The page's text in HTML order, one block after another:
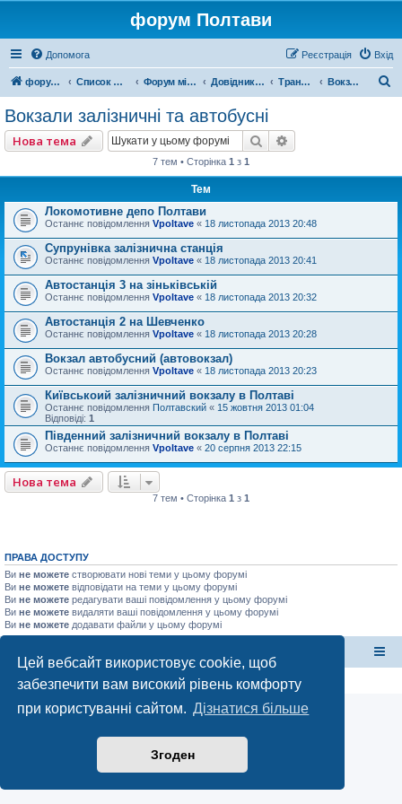
Цей вебсайт використовує cookie, щоб
забезпечити вам високий рівень комфорту
при користуванні сайтом. Дізнатися більше
Згоден
форум Полтави
Допомога Вхід
Реєстрація
форум Полтави Список форумів Форум міста Полтава Довідник Полтави Транспорт Вокзали залізничні та автобусні
Вокзали залізничні та автобусні
Нова тема Пошук
7 тем • Сторінка 1 з 1
Тем
Локомотивне депо Полтави
Останнє повідомлення Vpoltave « 18 листопада 2013 20:48
Супрунівка залізнична станція
Останнє повідомлення Vpoltave « 18 листопада 2013 20:41
Автостанція 3 на зіньківській
Останнє повідомлення Vpoltave « 18 листопада 2013 20:32
Автостанція 2 на Шевченко
Останнє повідомлення Vpoltave « 18 листопада 2013 20:28
Вокзал автобусний (автовокзал)
Останнє повідомлення Vpoltave « 18 листопада 2013 20:23
Київськоий залізничний вокзалу в Полтаві
Останнє повідомлення Полтавский « 15 жовтня 2013 01:04
Відповіді: 1
Південний залізничний вокзалу в Полтаві
Останнє повідомлення Vpoltave « 20 серпня 2013 22:15
Нова тема
7 тем • Сторінка 1 з 1
ПРАВА ДОСТУПУ
Ви не можете створювати нові теми у цьому форумі
Ви не можете відповідати на теми у цьому форумі
Ви не можете редагувати ваші повідомлення у цьому форумі
Ви не можете видаляти ваші повідомлення у цьому форумі
Ви не можете додавати файли у цьому форумі
Конфіденційність